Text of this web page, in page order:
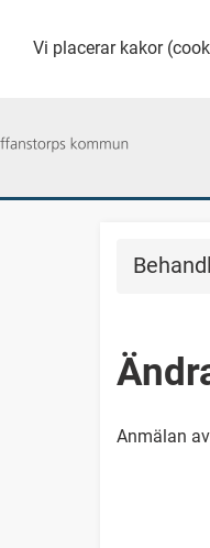
Vi placerar kakor
Anmälan